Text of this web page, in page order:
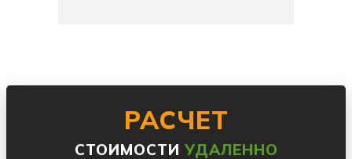
РАСЧЕТ
СТОИМОСТИ УДАЛЕННО